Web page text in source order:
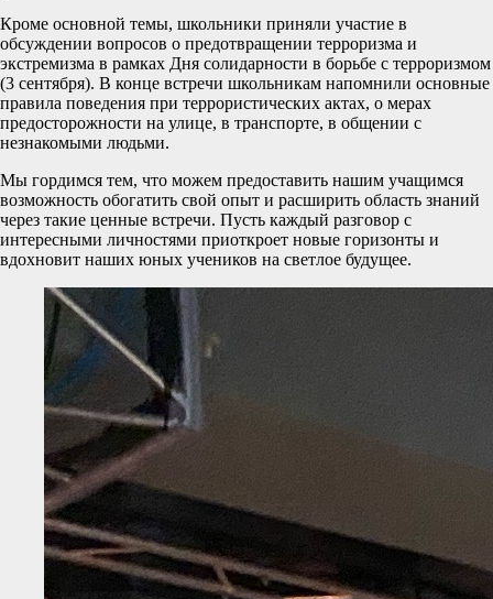
Кроме основной темы, школьники приняли участие в
обсуждении вопросов о предотвращении терроризма и
экстремизма в рамках Дня солидарности в борьбе с терроризмом
(3 сентября). В конце встречи школьникам напомнили основные
правила поведения при террористических актах, о мерах
предосторожности на улице, в транспорте, в общении с
незнакомыми людьми.
Мы гордимся тем, что можем предоставить нашим учащимся
возможность обогатить свой опыт и расширить область знаний
через такие ценные встречи. Пусть каждый разговор с
интересными личностями приоткроет новые горизонты и
вдохновит наших юных учеников на светлое будущее.